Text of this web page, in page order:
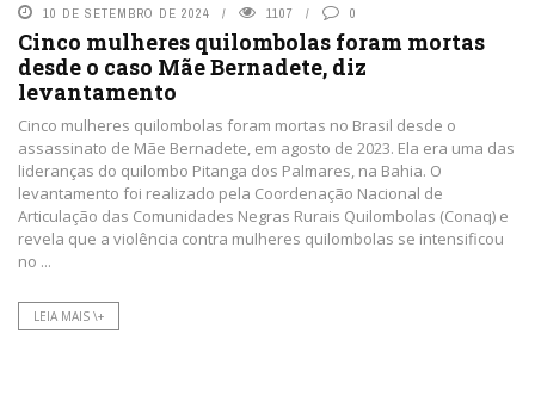
10 DE SETEMBRO DE 2024 1107 0
Cinco mulheres quilombolas foram mortas
desde o caso Mãe Bernadete, diz
levantamento
Cinco mulheres quilombolas foram mortas no Brasil desde o
assassinato de Mãe Bernadete, em agosto de 2023. Ela era uma das
lideranças do quilombo Pitanga dos Palmares, na Bahia. O
levantamento foi realizado pela Coordenação Nacional de
Articulação das Comunidades Negras Rurais Quilombolas (Conaq) e
revela que a violência contra mulheres quilombolas se intensificou
no ...
LEIA MAIS \+